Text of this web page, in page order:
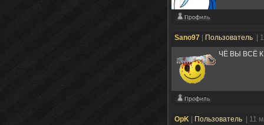
Sano97 Пользователь
|
ЧЁ ВЫ ВСЁ
OpK Пользователь
| 11